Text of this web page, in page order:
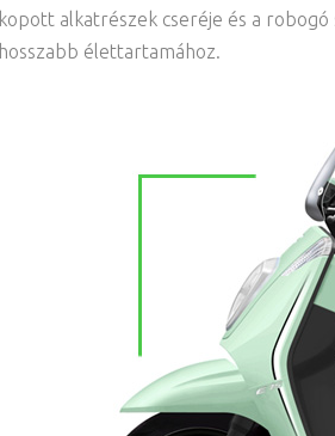
kopott alkatrészek cseréje és a
hosszabb élettartamához.